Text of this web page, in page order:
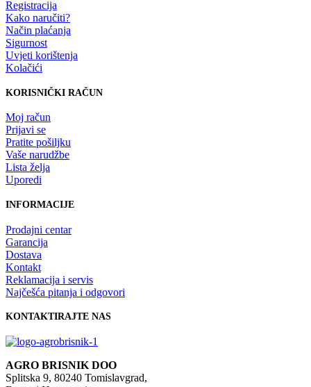
Registracija
Kako naručiti?
Način plaćanja
Sigurnost
Uvjeti korištenja
Kolačići
KORISNIČKI RAČUN
Moj račun
Prijavi se
Pratite pošiljku
Vaše narudžbe
Lista želja
Uporedi
INFORMACIJE
Prodajni centar
Garancija
Dostava
Kontakt
Reklamacija i servis
Najčešća pitanja i odgovori
KONTAKTIRAJTE NAS
AGRO BRISNIK DOO
Splitska 9, 80240 Tomislavgrad,